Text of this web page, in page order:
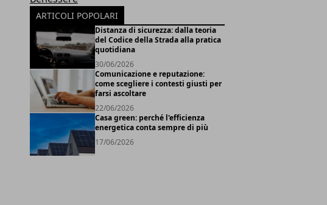
ARTICOLI POPOLARI
Distanza di sicurezza: dalla teoria
del Codice della Strada alla pratica
quotidiana
30/06/2026
Comunicazione e reputazione:
come scegliere i contesti giusti per
farsi ascoltare
22/06/2026
Casa green: perché l'efficienza
energetica conta sempre di più
17/06/2026